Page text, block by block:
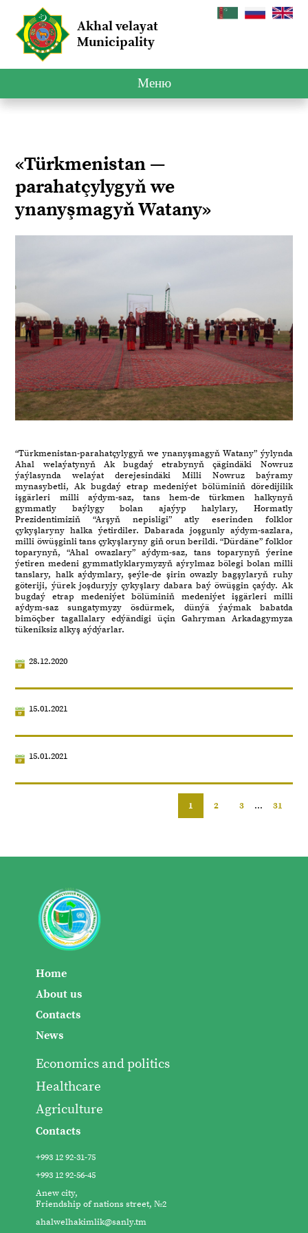
Akhal velayat
Municipality
Меню
«Türkmenistan —
parahatçylygyň we
ynanyşmagyň Watany»
“Türkmenistan-parahatçylygyň we ynanyşmagyň Watany” ýylynda
Ahal welaýatynyň Ak bugdaý etrabynyň çägindäki Nowruz
ýaýlasynda welaýat derejesindäki Milli Nowruz baýramy
mynasybetli, Ak bugdaý etrap medeniýet bölüminiň döredijilik
işgärleri milli aýdym-saz, tans hem-de türkmen halkynyň
gymmatly baýlygy bolan ajaýyp halylary, Hormatly
Prezidentimiziň “Arşyň nepisligi” atly eserinden folklor
çykyşlaryny halka ýetirdiler. Dabarada joşgunly aýdym-sazlara,
milli öwüşginli tans çykyşlaryny giň orun berildi. “Dürdäne” folklor
toparynyň, “Ahal owazlary” aýdym-saz, tans toparynyň ýerine
ýetiren medeni gymmatlyklarymyzyň aýrylmaz bölegi bolan milli
tanslary, halk aýdymlary, şeýle-de şirin owazly bagşylaryň ruhy
göteriji, ýürek joşduryjy çykyşlary dabara baý öwüşgin çaýdy. Ak
bugdaý etrap medeniýet bölüminiň medeniýet işgärleri milli
aýdym-saz sungatymyzy ösdürmek, dünýä ýaýmak babatda
bimöçber tagallalary edýändigi üçin Gahryman Arkadagymyza
tükeniksiz alkyş aýdýarlar.
28.12.2020
15.01.2021
15.01.2021
1 2 3 ... 31
Home
About us
Contacts
News
Economics and politics
Healthcare
Agriculture
Contacts
+993 12 92-31-75
+993 12 92-56-45
Anew city,
Friendship of nations street, №2
ahalwelhakimlik@sanly.tm